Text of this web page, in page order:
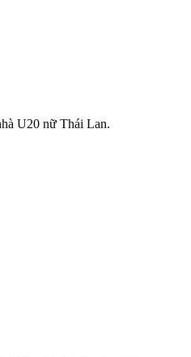
U20 nữ Thái Lan.